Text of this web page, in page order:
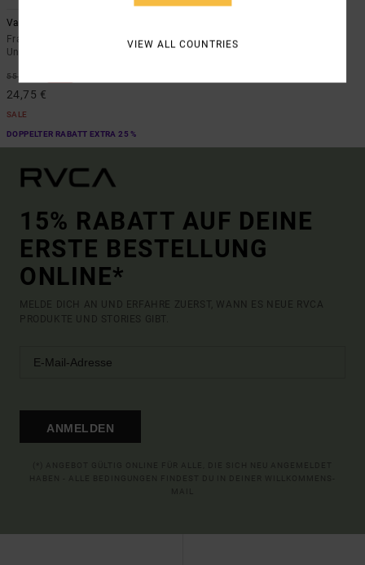
Va Square Neck
Frauen Blau Sport-BH mit mittlerer
Unterstützung
55,00 €
24,75 €
SALE
DOPPELTER RABATT EXTRA 25 %
15% RABATT AUF DEINE
ERSTE BESTELLUNG
ONLINE*
MELDE DICH AN UND ERFAHRE ZUERST, WANN ES NEUE RVCA
PRODUKTE UND STORIES GIBT.
ANMELDEN
VIEW ALL COUNTRIES